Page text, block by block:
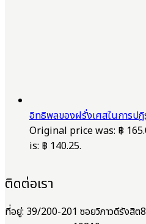
อิทธิพลของฝรั่งเศสในการป
Original price was: ฿
is: ฿ 140.25.
ติดต่อเรา
ที่อยู่: 39/200-201 ซอยวิภาวดีรังสิ